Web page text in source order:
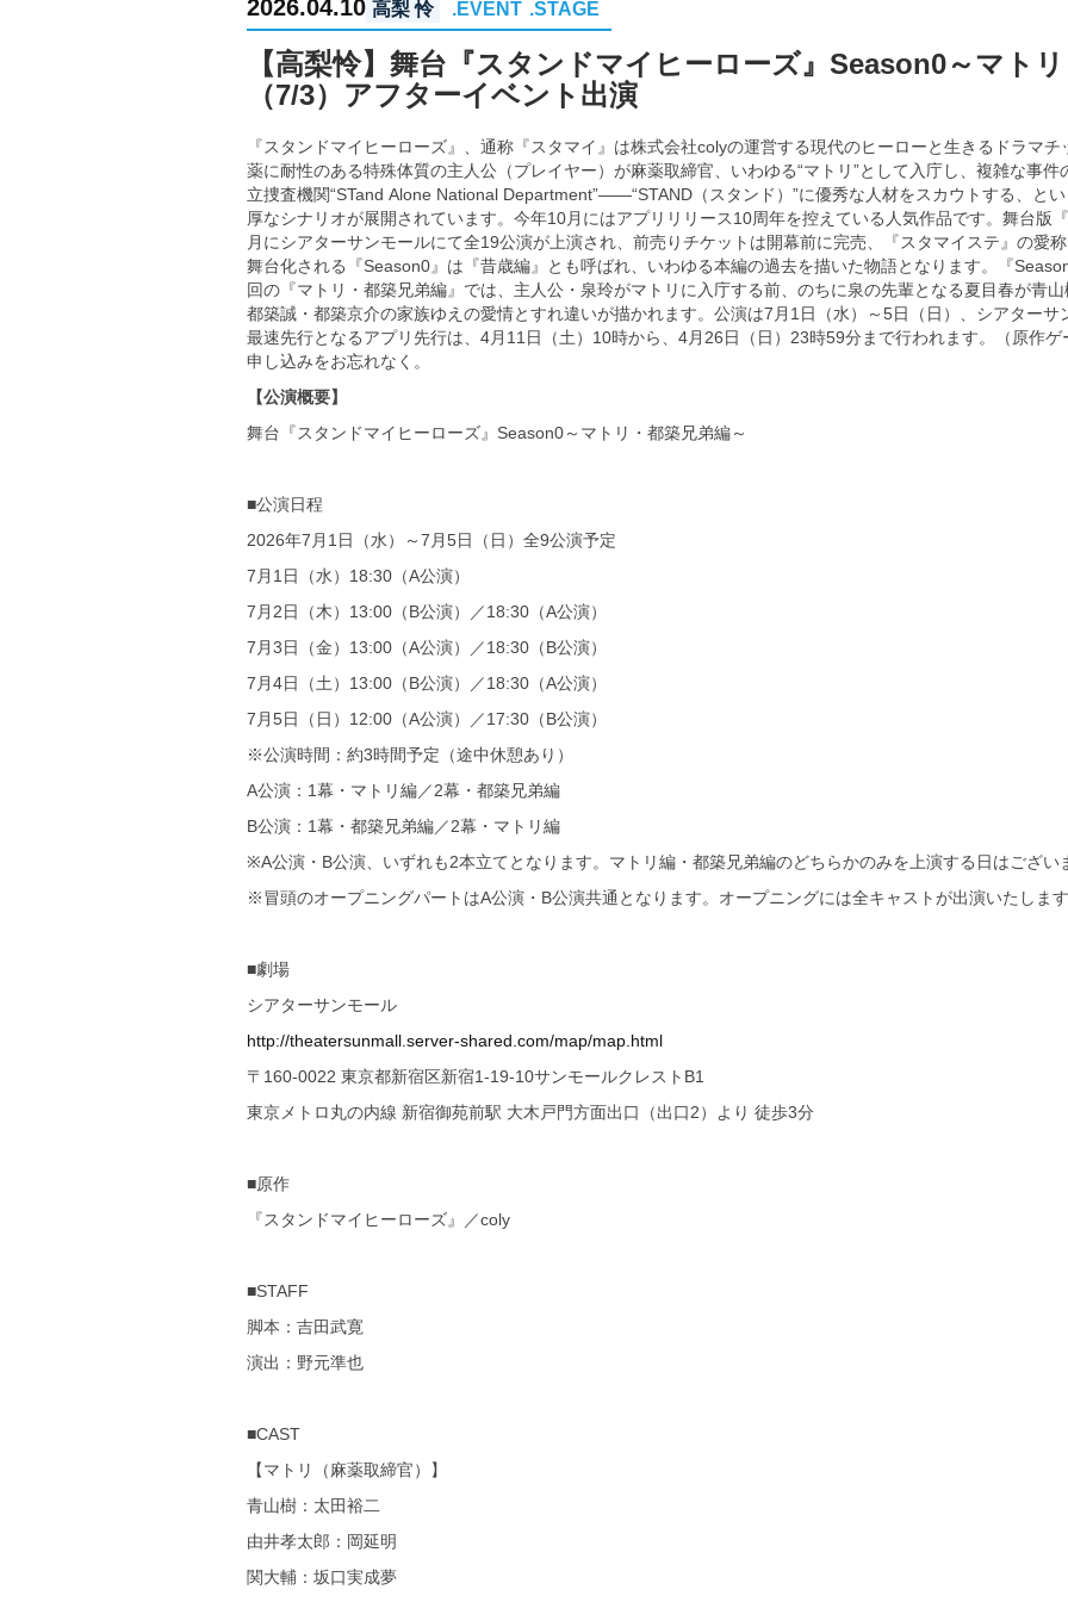
2026.04.10 高梨 怜 .EVENT .STAGE
【高梨怜】舞台『スタンドマイヒーローズ』Season0～マト
（7/3）アフターイベント出演
『スタンドマイヒーローズ』、通称『スタマイ』は株式会社colyの運営する現代のヒーローと生きるドラマ
薬に耐性のある特殊体質の主人公（プレイヤー）が麻薬取締官、いわゆる“マトリ”として入庁し、複雑な事
立捜査機関“STand Alone National Department”――“STAND（スタンド）”に優秀な人材をスカウトする、と
厚なシナリオが展開されています。今年10月にはアプリリリース10周年を控えている人気作品です。舞台版
月にシアターサンモールにて全19公演が上演され、前売りチケットは開幕前に完売、『スタマイステ』の愛
舞台化される『Season0』は『昔歳編』とも呼ばれ、いわゆる本編の過去を描いた物語となります。『
回の『マトリ・都築兄弟編』では、主人公・泉玲がマトリに入庁する前、のちに泉の先輩となる夏目春が青
都築誠・都築京介の家族ゆえの愛情とすれ違いが描かれます。公演は7月1日（水）～5日（日）、シアターサ
最速先行となるアプリ先行は、4月11日（土）10時から、4月26日（日）23時59分まで行われます。（原作
申し込みをお忘れなく。
【公演概要】
舞台『スタンドマイヒーローズ』Season0～マトリ・都築兄弟編～
■公演日程
2026年7月1日（水）～7月5日（日）全9公演予定
7月1日（水）18:30（A公演）
7月2日（木）13:00（B公演）／18:30（A公演）
7月3日（金）13:00（A公演）／18:30（B公演）
7月4日（土）13:00（B公演）／18:30（A公演）
7月5日（日）12:00（A公演）／17:30（B公演）
※公演時間：約3時間予定（途中休憩あり）
A公演：1幕・マトリ編／2幕・都築兄弟編
B公演：1幕・都築兄弟編／2幕・マトリ編
※A公演・B公演、いずれも2本立てとなります。マトリ編・都築兄弟編のどちらかのみを上演する日はござい
※冒頭のオープニングパートはA公演・B公演共通となります。オープニングには全キャストが出演いたします
■劇場
シアターサンモール
http://theatersunmall.server-shared.com/map/map.html
〒160-0022 東京都新宿区新宿1-19-10サンモールクレストB1
東京メトロ丸の内線 新宿御苑前駅 大木戸門方面出口（出口2）より 徒歩3分
■原作
『スタンドマイヒーローズ』／coly
■STAFF
脚本：吉田武寛
演出：野元準也
■CAST
【マトリ（麻薬取締官）】
青山樹：太田裕二
由井孝太郎：岡延明
関大輔：坂口実成夢